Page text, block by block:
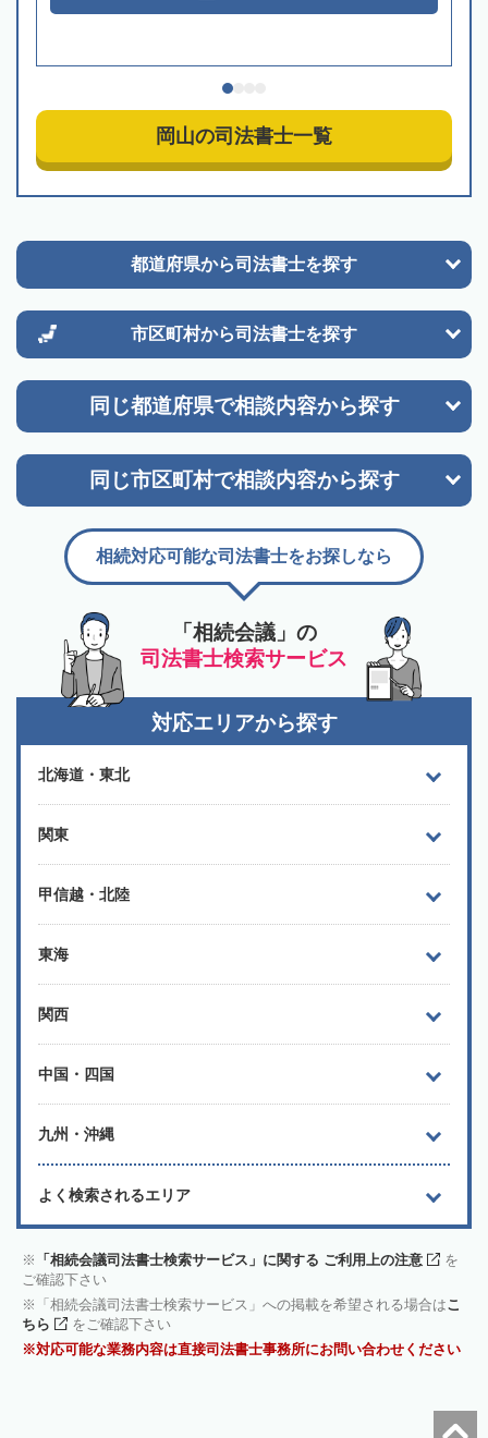
岡山の司法書士一覧
都道府県から司法書士を探す
市区町村から司法書士を探す
同じ都道府県で相談内容から探す
同じ市区町村で相談内容から探す
「相続会議」の
司法書士検索サービス
相続対応可能な司法書士をお探しなら
対応エリアから探す
北海道・東北
関東
甲信越・北陸
東海
関西
中国・四国
九州・沖縄
よく検索されるエリア
「相続会議司法書士検索サービス」に関する ご利用上の注意
を
ご確認下さい
「相続会議司法書士検索サービス」への掲載を希望される場合はこ
ちら
をご確認下さい
対応可能な業務内容は直接司法書士事務所にお問い合わせください